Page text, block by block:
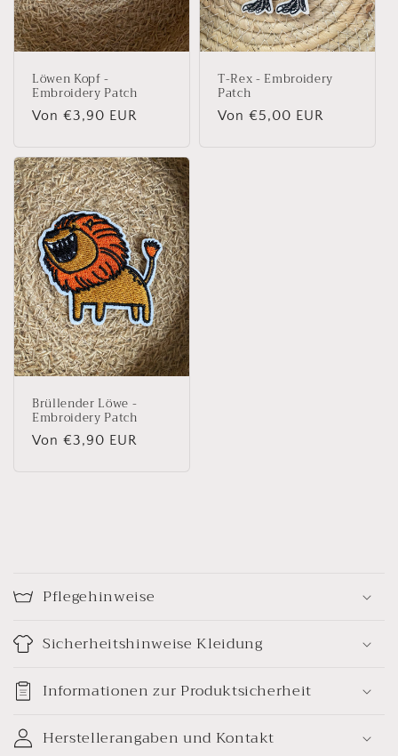
Löwen Kopf -
Embroidery Patch
Normaler
Von €3,90 EUR
T-Rex - Embroidery
Patch
Normaler
Von €5,00 EUR
Brüllender Löwe -
Embroidery Patch
Normaler
Von €3,90 EUR
i
n
k
l
a
p
p
Pflegehinweise
Sicherheitshinweise Kleidung
Informationen zur Produktsicherheit
Herstellerangaben und Kontakt